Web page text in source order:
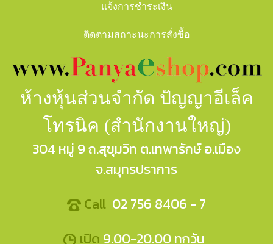
แจ้งการชำระเงิน
ติดตามสถาะนะการสั่งซื้อ
ห้างหุ้นส่วนจำกัด ปัญญาอีเล็ค
โทรนิค (สำนักงานใหญ่)
304 หมู่ 9 ถ.สุขุมวิท ต.เทพารักษ์ อ.เมือง
จ.สมุทรปราการ
Call 02 756 8406 - 7
เปิด 9.00-20.00 ทุกวัน